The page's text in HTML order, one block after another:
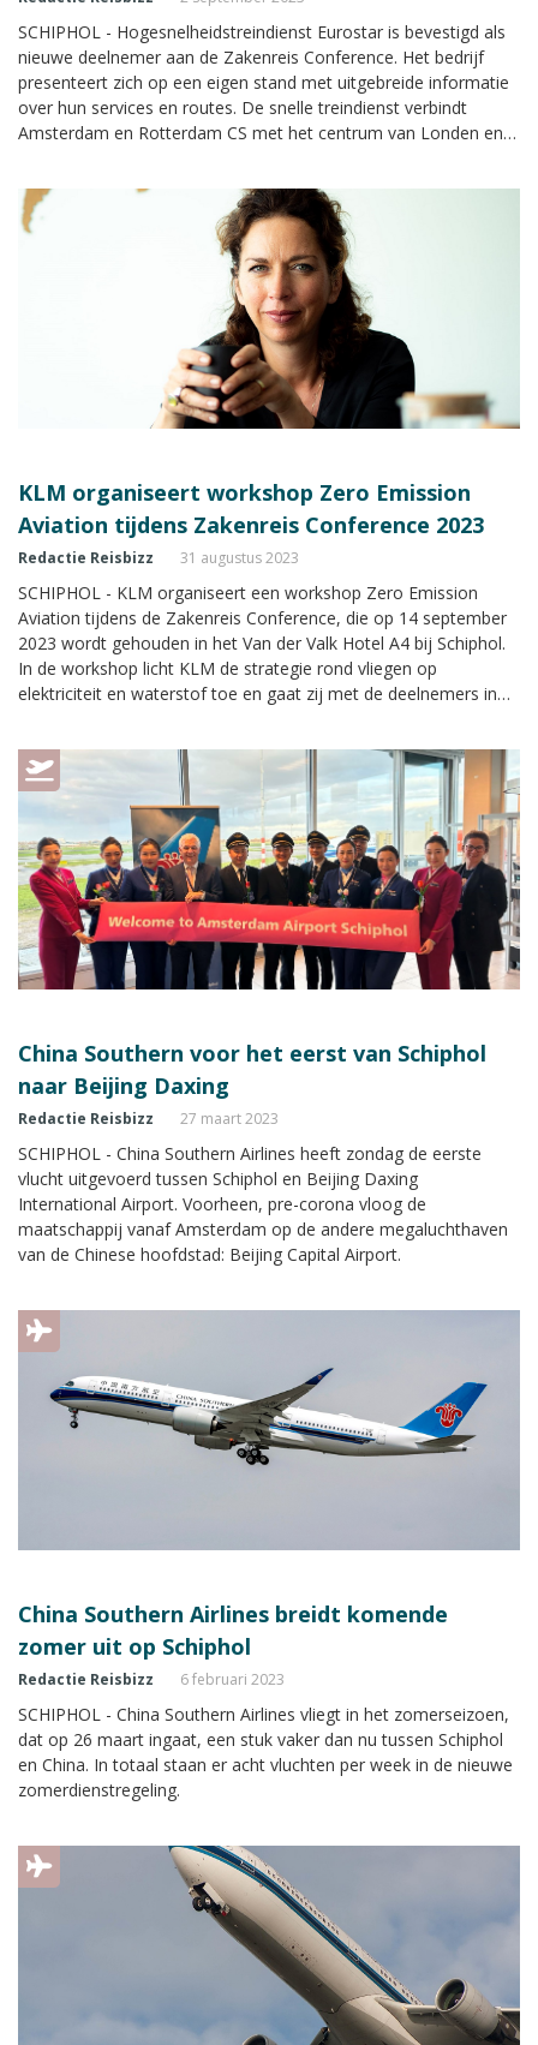
SCHIPHOL - Hogesnelheidstreindienst Eurostar is bevestigd als
nieuwe deelnemer aan de Zakenreis Conference. Het bedrijf
presenteert zich op een eigen stand met uitgebreide informatie
over hun services en routes. De snelle treindienst verbindt
Amsterdam en Rotterdam CS met het centrum van Londen en
KLM organiseert workshop Zero Emission
Aviation tijdens Zakenreis Conference 2023
Redactie Reisbizz 31 augustus 2023
SCHIPHOL - KLM organiseert een workshop Zero Emission
Aviation tijdens de Zakenreis Conference, die op 14 september
2023 wordt gehouden in het Van der Valk Hotel A4 bij Schiphol.
In de workshop licht KLM de strategie rond vliegen op
elektriciteit en waterstof toe en gaat zij met de deelnemers in
in de zakelijke reismarkt. Namens de luchtvaartmaatschappij
verzorgen Bas Gerressen (directeur KLM Nederland) en Jolanda
Stevens (Programmamanager Zero Emission Aviation) de
workshop.
China Southern voor het eerst van Schiphol
naar Beijing Daxing
Redactie Reisbizz 27 maart 2023
SCHIPHOL - China Southern Airlines heeft zondag de eerste
vlucht uitgevoerd tussen Schiphol en Beijing Daxing
International Airport. Voorheen, pre-corona vloog de
maatschappij vanaf Amsterdam op de andere megaluchthaven
van de Chinese hoofdstad: Beijing Capital Airport.
China Southern Airlines breidt komende
zomer uit op Schiphol
Redactie Reisbizz 6 februari 2023
SCHIPHOL - China Southern Airlines vliegt in het zomerseizoen,
dat op 26 maart ingaat, een stuk vaker dan nu tussen Schiphol
en China. In totaal staan er acht vluchten per week in de nieuwe
zomerdienstregeling.